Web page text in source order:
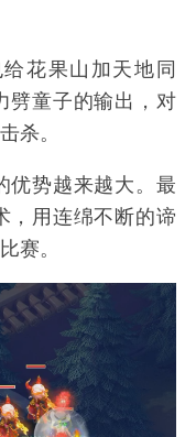
花果山加天地同
劈童子的输出，对
杀。
势越来越大。最
，用连绵不断的谛
赛。